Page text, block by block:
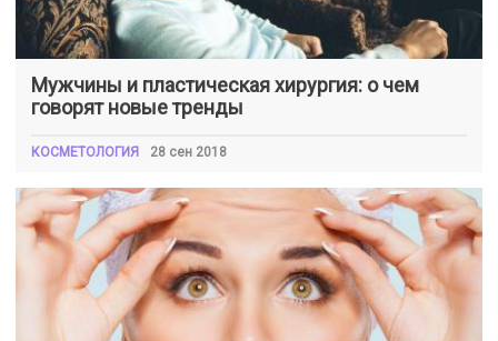
Мужчины и пластическая хирургия: о чем
говорят новые тренды
КОСМЕТОЛОГИЯ 28 сен 2018